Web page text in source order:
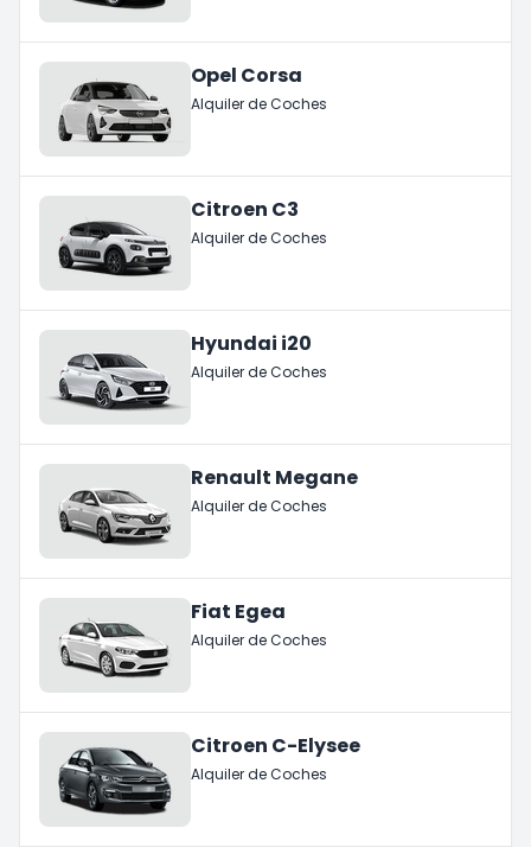
Opel Corsa
Alquiler de Coches
Citroen C3
Alquiler de Coches
Hyundai i20
Alquiler de Coches
Renault Megane
Alquiler de Coches
Fiat Egea
Alquiler de Coches
Citroen C-Elysee
Alquiler de Coches